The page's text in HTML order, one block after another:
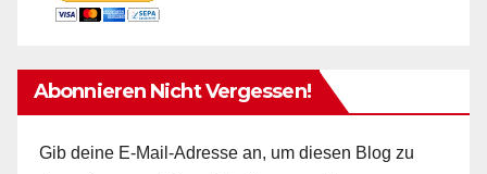
Abonnieren Nicht Vergessen!
Gib deine E-Mail-Adresse an, um diesen Blog zu